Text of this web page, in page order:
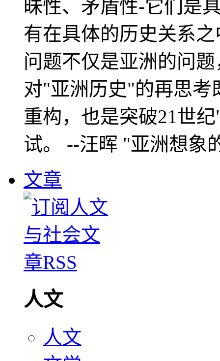
昧性、矛盾性-它们是
有在具体的历史关系
问题不仅是亚洲的问
对"亚洲历史"的再思考
重构，也是突破21世
试。 --汪晖 "亚洲想象
文章
人文
人文